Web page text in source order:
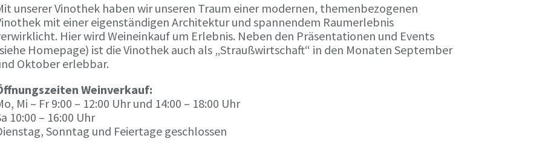
unserer Vinothek haben wir unseren Traum einer modernen, themenbezogenen
mit einer eigenständigen Architektur und spannendem Raumerlebnis
Hier wird Weineinkauf um Erlebnis. Neben den Präsentationen und Events
Homepage) ist die Vinothek auch als „Straußwirtschaft“ in den Monaten September
Oktober erlebbar.
Weinverkauf:
Mi – Fr 9:00 – 12:00 Uhr und 14:00 – 18:00 Uhr
10:00 – 16:00 Uhr
Sonntag und Feiertage geschlossen